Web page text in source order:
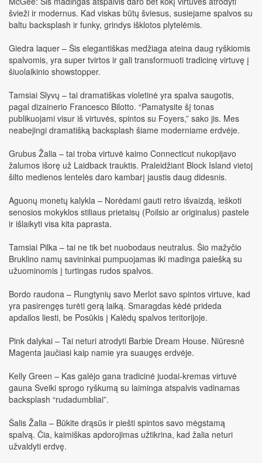
švieži ir modernus. Kad viskas būtų šviesus, susiejame spalvos su
baltu backsplash ir funky, grindys išklotos plytelėmis.
Giedra laquer – Šis elegantiškas medžiaga ateina daug ryškiomis
spalvomis, yra super tvirtos ir gali transformuoti tradicinę virtuvę į
šiuolaikinio showstopper.
Tamsiai Slyvų – tai dramatiškas violetinė yra spalva saugotis,
pagal dizainerio Francesco Bilotto. “Pamatysite šį tonas
publikuojami visur iš virtuvės, spintos su Foyers,” sako jis. Mes
neabejingi dramatišką backsplash šiame moderniame erdvėje.
Grubus Žalia – tai troba virtuvė kaimo Connecticut nukopijavo
žalumos išorę už Laidback trauktis. Praleidžiant Block Island vietoj
šilto medienos lentelės daro kambarį jaustis daug didesnis.
Aguonų monetų kalykla – Norėdami gauti retro išvaizdą, ieškoti
senosios mokyklos stiliaus prietaisų (Poilsio ar originalus) pastele
ir išlaikyti visa kita paprasta.
Tamsiai Pilka – tai ne tik bet nuobodaus neutralus. Šio mažyčio
Bruklino namų savininkai pumpuojamas iki madinga paiešką su
užuominomis į turtingas rudos spalvos.
Bordo raudona – Rungtynių savo Merlot savo spintos virtuve, kad
yra pasirengęs turėti gerą laiką. Smaragdas kėdė prideda
apdailos liesti, be Posūkis į Kalėdų spalvos teritorijoje.
Pink dalykai – Tai neturi atrodyti Barbie Dream House. Niūresnė
Magenta jaučiasi kaip namie yra suaugęs erdvėje.
Kelly Green – Kas galėjo gana tradicinė juodai-kremas virtuvė
gauna Sveiki sprogo ryškumą su laiminga atspalvis vadinamas
backsplash “rudadumbliai”.
Šalis Žalia – Būkite drąsūs ir piešti spintos savo mėgstamą
spalvą. Čia, kaimiškas apdorojimas užtikrina, kad žalia neturi
užvaldyti erdvę.